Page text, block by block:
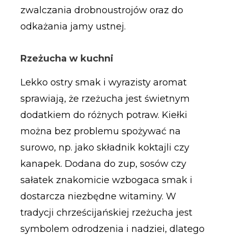
zwalczania drobnoustrojów oraz do
odkażania jamy ustnej.
Rzeżucha w kuchni
Lekko ostry smak i wyrazisty aromat
sprawiają, że rzeżucha jest świetnym
dodatkiem do różnych potraw. Kiełki
można bez problemu spożywać na
surowo, np. jako składnik koktajli czy
kanapek. Dodana do zup, sosów czy
sałatek znakomicie wzbogaca smak i
dostarcza niezbędne witaminy. W
tradycji chrześcijańskiej rzeżucha jest
symbolem odrodzenia i nadziei, dlatego